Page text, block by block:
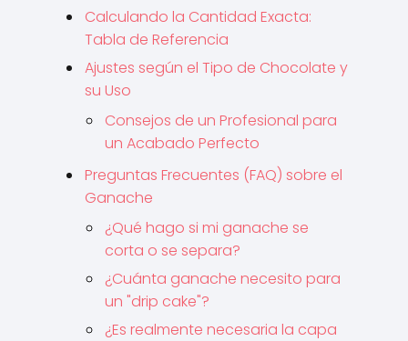
Calculando la Cantidad Exacta:
Tabla de Referencia
Ajustes según el Tipo de Chocolate y
su Uso
Consejos de un Profesional para
un Acabado Perfecto
Preguntas Frecuentes (FAQ) sobre el
Ganache
¿Qué hago si mi ganache se
corta o se separa?
¿Cuánta ganache necesito para
un "drip cake"?
¿Es realmente necesaria la capa